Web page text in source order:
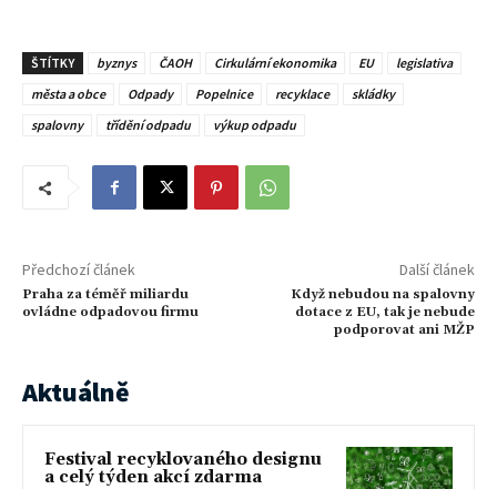
ŠTÍTKY byznys ČAOH Cirkulární ekonomika EU
legislativa
města a obce
Odpady Popelnice recyklace
skládky
spalovny
třídění odpadu výkup odpadu
Předchozí článek
Praha za téměř miliardu
ovládne odpadovou firmu
Další článek
Když nebudou na spalovny
dotace z EU, tak je nebude
podporovat ani MŽP
Aktuálně
Festival recyklovaného designu
a celý týden akcí zdarma